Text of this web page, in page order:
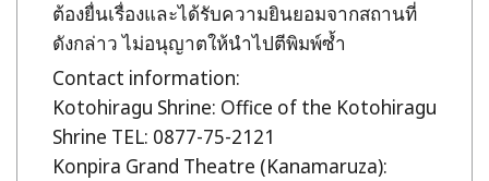
ต้องยื่นเรื่องและได้รับความยินยอมจากสถานที่
ดังกล่าว ไม่อนุญาตให้นำไปตีพิมพ์ซ้ำ
Contact information:
Kotohiragu Shrine: Office of the Kotohiragu
Shrine TEL: 0877-75-2121
Konpira Grand Theatre (Kanamaruza):